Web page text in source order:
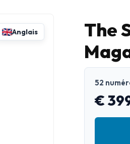
Anglais
The
52
€